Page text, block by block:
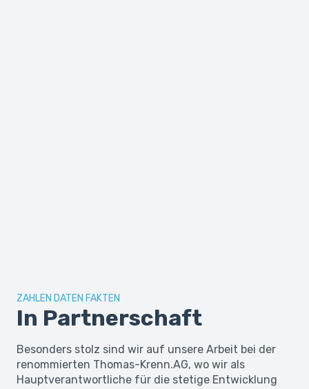
ZAHLEN DATEN FAKTEN
In Partnerschaft
Besonders stolz sind wir auf unsere Arbeit bei der
renommierten Thomas-Krenn.AG, wo wir als
Hauptverantwortliche für die stetige Entwicklung